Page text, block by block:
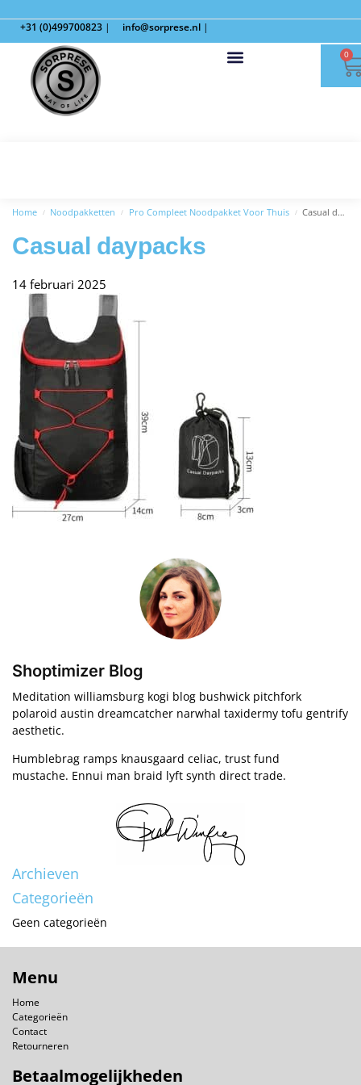
+31 (0)499700823 | info@sorprese.nl |
0
Home / Noodpakketten / Pro Compleet Noodpakket Voor Thuis / Casual daypacks
Casual daypacks
14 februari 2025
Shoptimizer Blog
Meditation williamsburg kogi blog bushwick pitchfork
polaroid austin dreamcatcher narwhal taxidermy tofu gentrify
aesthetic.
Humblebrag ramps knausgaard celiac, trust fund
mustache. Ennui man braid lyft synth direct trade.
Archieven
Categorieën
Geen categorieën
Menu
Home
Categorieën
Contact
Retourneren
Betaalmogelijkheden